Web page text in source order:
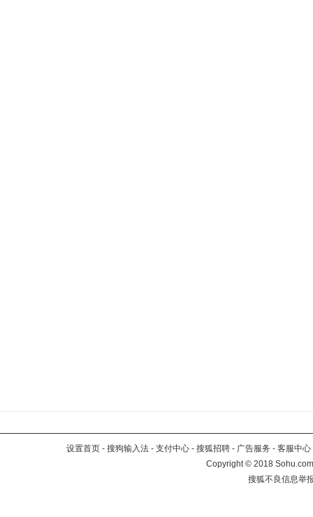
设置首页 - 搜狗输入法 - 支付中心 - 搜狐招聘 - 广告服务 - 客服中心
Copyright©2018
搜狐不良信息举